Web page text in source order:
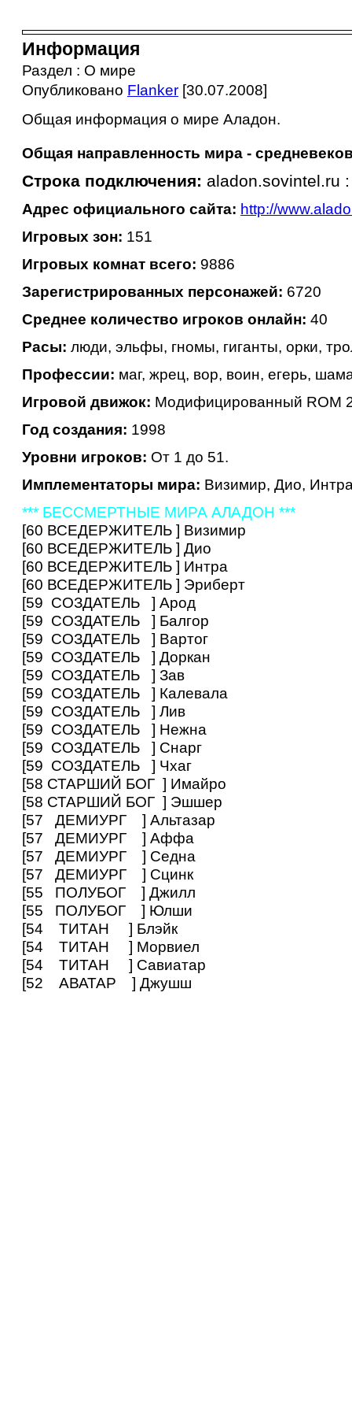
Информация
Раздел : О мире
Опубликовано Flanker [30.07.2008]
Общая информация о мире Аладон.
Общая направленность мира -
Строка подключения: aladon.sovintel.ru
Адрес официального сайта: http://
Игровых зон: 151
Игровых комнат всего: 9886
Зарегистрированных персонажей: 6720
Среднее количество игроков онлайн: 40
Расы: люди, эльфы, гномы, гиганты, орки,
Профессии: маг, жрец, вор, воин, егерь,
Игровой движок: Модифицированный ROM
Год создания: 1998
Уровни игроков: От 1 до 51.
Имплементаторы мира: Визимир, Дио,
*** БЕССМЕРТНЫЕ МИРА АЛАДОН ***
[60 ВСЕДЕРЖИТЕЛЬ ] Визимир
[60 ВСЕДЕРЖИТЕЛЬ ] Дио
[60 ВСЕДЕРЖИТЕЛЬ ] Интра
[60 ВСЕДЕРЖИТЕЛЬ ] Эриберт
[59 СОЗДАТЕЛЬ ] Арод
[59 СОЗДАТЕЛЬ ] Балгор
[59 СОЗДАТЕЛЬ ] Вартог
[59 СОЗДАТЕЛЬ ] Доркан
[59 СОЗДАТЕЛЬ ] Зав
[59 СОЗДАТЕЛЬ ] Калевала
[59 СОЗДАТЕЛЬ ] Лив
[59 СОЗДАТЕЛЬ ] Нежна
[59 СОЗДАТЕЛЬ ] Снарг
[59 СОЗДАТЕЛЬ ] Чхаг
[58 СТАРШИЙ БОГ ] Имайро
[58 СТАРШИЙ БОГ ] Эшшер
[57 ДЕМИУРГ ] Альтазар
[57 ДЕМИУРГ ] Аффа
[57 ДЕМИУРГ ] Седна
[57 ДЕМИУРГ ] Сцинк
[55 ПОЛУБОГ ] Джилл
[55 ПОЛУБОГ ] Юлши
[54 ТИТАН ] Блэйк
[54 ТИТАН ] Морвиел
[54 ТИТАН ] Савиатар
[52 АВАТАР ] Джушш